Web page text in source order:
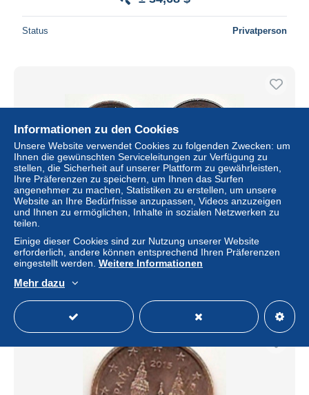
Status Privatperson
Umlaufmünzen
± 0,23 $
Status
Informationen zu den Cookies
Unsere Website verwendet Cookies zu folgenden Zwecken: um
Ihnen die gewünschten Serviceleitungen zur Verfügung zu
stellen, die Sicherheit auf unserer Plattform zu gewährleisten,
Ihre Präferenzen zu speichern, um Ihnen das Surfen
angenehmer zu machen, Statistiken zu erstellen, um unsere
Website an Ihre Bedürfnisse anzupassen, Videos anzuzeigen
und Ihnen zu ermöglichen, Inhalte in sozialen Netzwerken zu
teilen.
Einige dieser Cookies sind zur Nutzung unserer Website
erforderlich, andere können entsprechend Ihren Präferenzen
eingestellt werden. Weitere Informationen
Mehr dazu